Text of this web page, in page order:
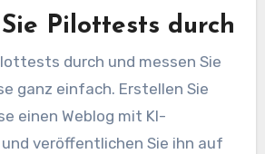
Pilottests durch
ganz einfach. Erstellen Sie
einen Weblog mit KI-
veröffentlichen Sie ihn auf